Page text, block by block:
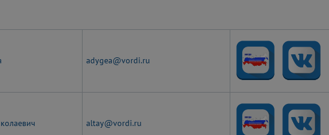
adygea@vordi.ru
altay@vordi.ru